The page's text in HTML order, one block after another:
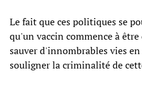
Le fait que ces politiques se
qu'un vaccin commence à
sauver d'innombrables vies
souligner la criminalité de